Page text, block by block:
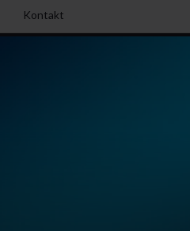
Kontakt